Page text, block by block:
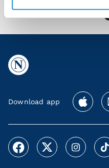
Download app